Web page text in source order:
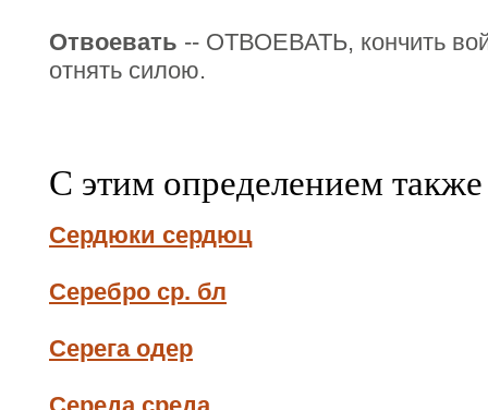
Отвоевать -- ОТВОЕВАТЬ, кончить
отнять силою.
С этим определением
Сердюки сердюц
Серебро ср. бл
Серега одер